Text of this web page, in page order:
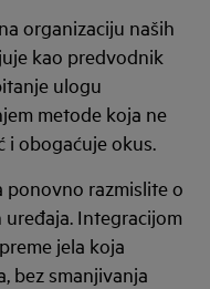
organizaciju naših
kao predvodnik
ulogu
metode koja ne
i obogaćuje okus.
ponovno razmislite o
Integracijom
jela koja
bez smanjivanja